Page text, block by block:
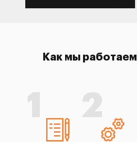
Как мы работаем
1 2